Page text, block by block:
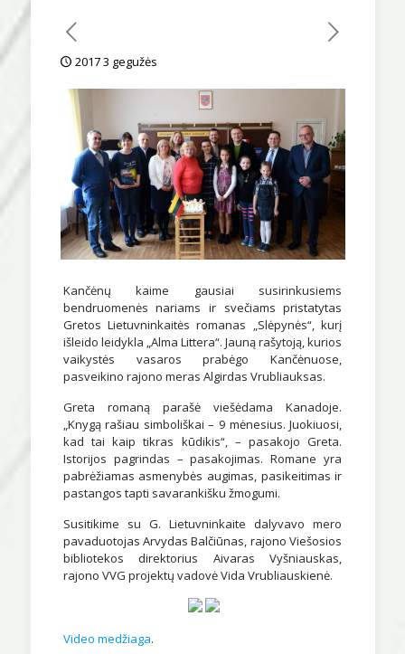
2017 3 gegužės
Kančėnų kaime gausiai susirinkusiems
bendruomenės nariams ir svečiams pristatytas
Gretos Lietuvninkaitės romanas „Slėpynės“, kurį
išleido leidykla „Alma Littera“. Jauną rašytoją, kurios
vaikystės vasaros prabėgo Kančėnuose,
pasveikino rajono meras Algirdas Vrubliauksas.
Greta romaną parašė viešėdama Kanadoje.
„Knygą rašiau simboliškai – 9 mėnesius. Juokiuosi,
kad tai kaip tikras kūdikis“, – pasakojo Greta.
Istorijos pagrindas – pasakojimas. Romane yra
pabrėžiamas asmenybės augimas, pasikeitimas ir
pastangos tapti savarankišku žmogumi.
Susitikime su G. Lietuvninkaite dalyvavo mero
pavaduotojas Arvydas Balčiūnas, rajono Viešosios
bibliotekos direktorius Aivaras Vyšniauskas,
rajono VVG projektų vadovė Vida Vrubliauskienė.
Video medžiaga.